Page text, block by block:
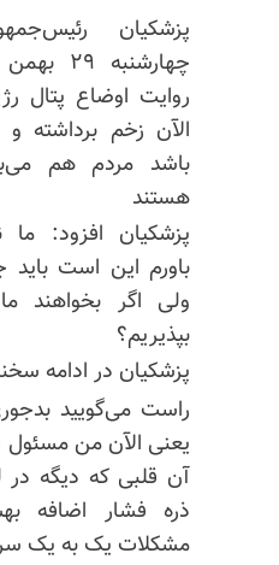
پزشکیان
روایت اوضاع پتال
الآن زخم
باشد مردم هم
هستند
پزشکیان افزود: ما
باورم این است باید
ولی اگر بخواهند
بپذیریم؟
پزشکیان در ادامه
راست می‌گویید
یعنی الآن من
آن قلبی که دیگه در
ذره فشار اضافه
مشکلات یک به یک سر